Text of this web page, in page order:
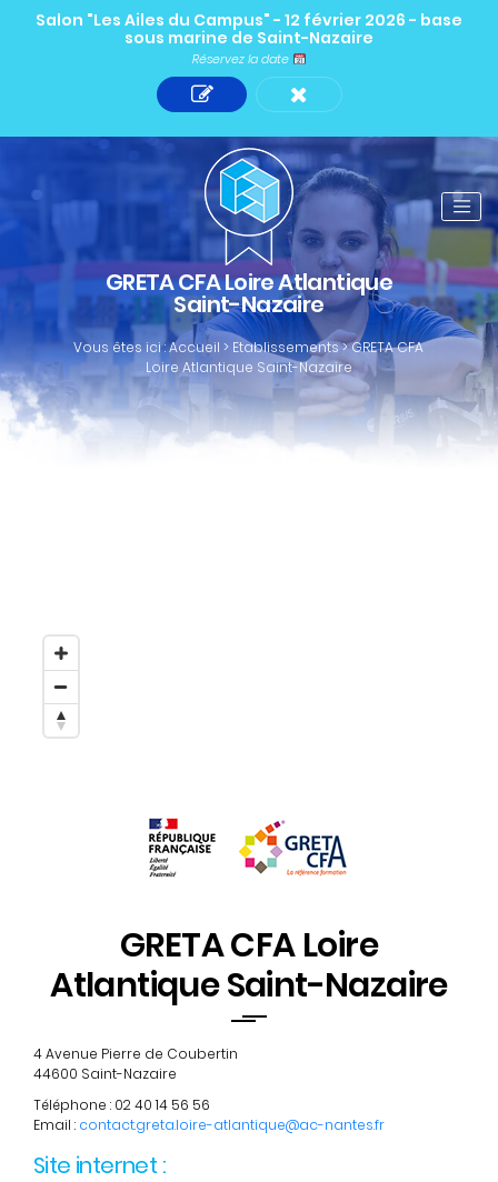
Salon "Les Ailes du Campus" - 12 février 2026 - base
sous marine de Saint-Nazaire
Réservez la date
GRETA CFA Loire Atlantique
Saint-Nazaire
Vous êtes ici :Accueil > Etablissements>GRETA CFA
Loire Atlantique Saint-Nazaire
GRETA CFA Loire
Atlantique Saint-Nazaire
4 Avenue Pierre de Coubertin
44600 Saint-Nazaire
Téléphone : 02 40 14 56 56
Email : contact.greta.loire-atlantique@ac-nantes.fr
Site internet :